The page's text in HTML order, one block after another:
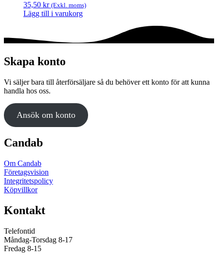
35,50 kr (Exkl. moms)
Lägg till i varukorg
Skapa konto
Vi säljer bara till återförsäljare så du behöver ett konto för att kunna
handla hos oss.
Ansök om konto
Candab
Om Candab
Företagsvision
Integritetspolicy
Köpvillkor
Kontakt
Telefontid
Måndag-Torsdag 8-17
Fredag 8-15